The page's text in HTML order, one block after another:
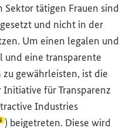
tätigen Frauen sind
und nicht in der
Um einen legalen und
und eine transparente
gewährleisten, ist die
für Transparenz
Industries
Eintrag zum Begriff
) beigetreten. Diese wird